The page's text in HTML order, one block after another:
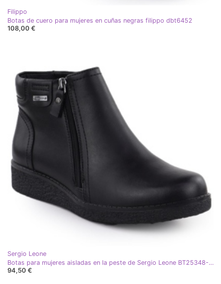
Filippo
Botas de cuero para mujeres en cuñas negras filippo dbt6452
108,00 €
Sergio Leone
Botas para mujeres aisladas en la peste de Sergio Leone BT25348-S-SEON
94,50 €